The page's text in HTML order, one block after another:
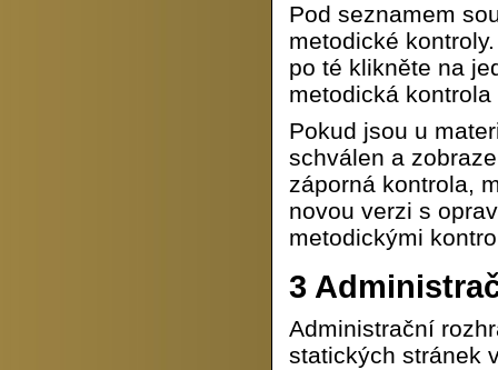
Pod seznamem
metodické
po té klikněte na
metodická
Pokud jsou u
schválen a
záporná kontrola,
novou verzi s
metodickými
3
Administrační
statických stránek